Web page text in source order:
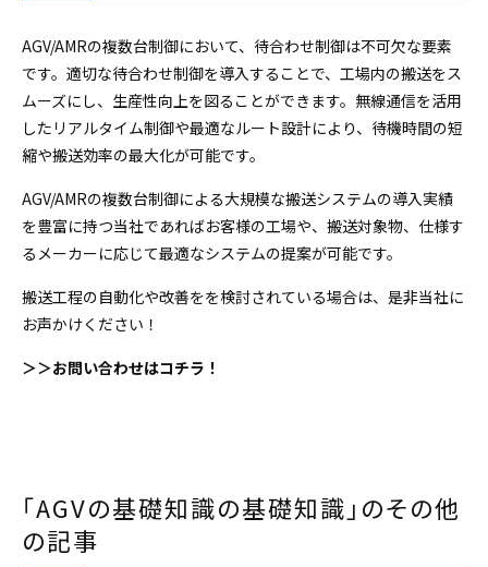
AGV/AMRの複数台制御において、待合わせ制御は不可欠な要素
です。適切な待合わせ制御を導入することで、工場内の搬送をス
ムーズにし、生産性向上を図ることができます。無線通信を活用
したリアルタイム制御や最適なルート設計により、待機時間の短
縮や搬送効率の最大化が可能です。
AGV/AMRの複数台制御による大規模な搬送システムの導入実績
を豊富に持つ当社であればお客様の工場や、搬送対象物、仕様す
るメーカーに応じて最適なシステムの提案が可能です。
搬送工程の自動化や改善をを検討されている場合は、是非当社に
お声かけください！
＞＞お問い合わせはコチラ！
「AGVの基礎知識の基礎知識」のその他
の記事